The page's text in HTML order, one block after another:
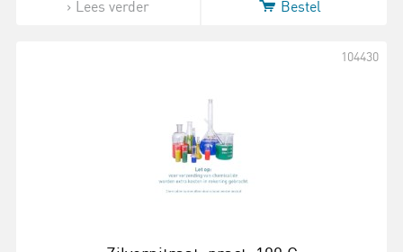
Lees verder Bestel
104430